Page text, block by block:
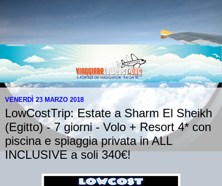
VENERDÌ 23 MARZO 2018
LowCostTrip: Estate a Sharm El Sheikh
(Egitto) - 7 giorni - Volo + Resort 4* con
piscina e spiaggia privata in ALL
INCLUSIVE a soli 340€!